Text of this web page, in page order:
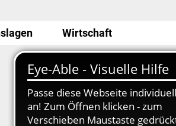
Wirtschaft
Stellenausschreibung